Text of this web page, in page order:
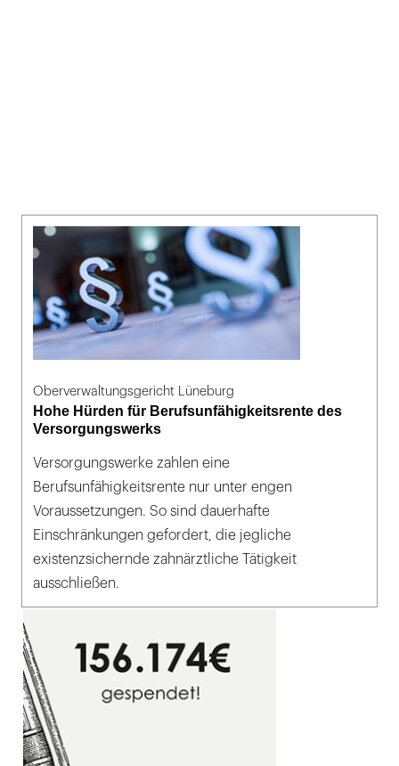
Oberverwaltungsgericht Lüneburg
Hohe Hürden für Berufsunfähigkeitsrente des
Versorgungswerks
Versorgungswerke zahlen eine
Berufsunfähigkeitsrente nur unter engen
Voraussetzungen. So sind dauerhafte
Einschränkungen gefordert, die jegliche
existenzsichernde zahnärztliche Tätigkeit
ausschließen.